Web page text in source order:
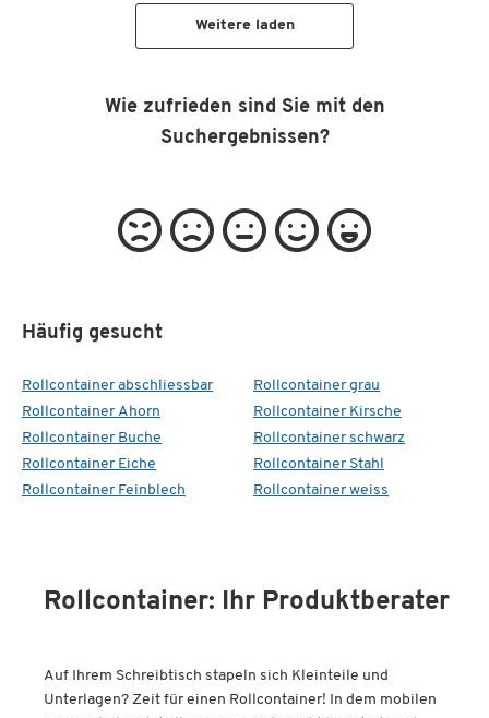
Weitere laden
Wie zufrieden sind Sie mit den
Suchergebnissen?
Häufig gesucht
Rollcontainer abschliessbar
Rollcontainer Ahorn
Rollcontainer Buche
Rollcontainer Eiche
Rollcontainer Feinblech
Rollcontainer grau
Rollcontainer Kirsche
Rollcontainer schwarz
Rollcontainer Stahl
Rollcontainer weiss
Rollcontainer: Ihr Produktberater
Auf Ihrem Schreibtisch stapeln sich Kleinteile und
Unterlagen? Zeit für einen Rollcontainer! In dem mobilen